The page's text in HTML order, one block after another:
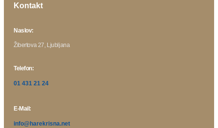
Kontakt
Naslov:
Žibertova 27, Ljubljana
Telefon:
01 431 21 24
E-Mail:
info@harekrisna.net